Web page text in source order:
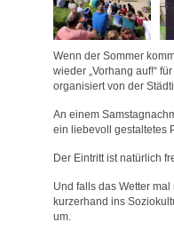
Wenn der Sommer
wieder „Vorhang auf!“
organisiert von der
An einem
ein liebevoll gestaltetes
Der Eintritt ist natürlich
Und falls das Wetter
kurzerhand ins
um.